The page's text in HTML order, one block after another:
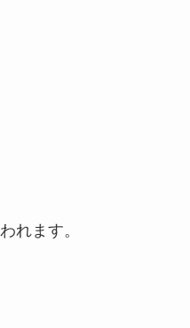
れます。